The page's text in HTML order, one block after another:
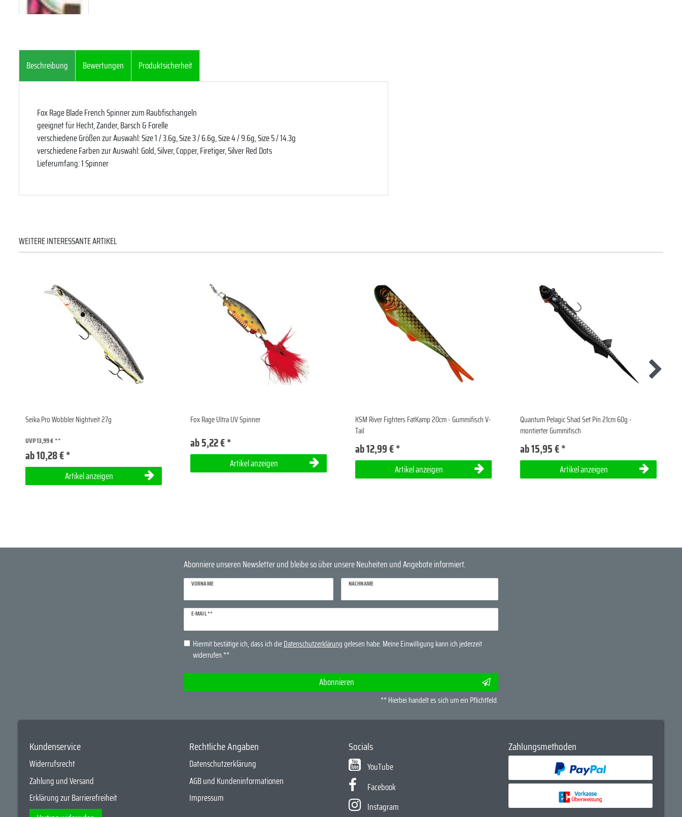
Beschreibung Bewertungen Produktsicherheit
Fox Rage Blade French Spinner zum Raubfischangeln
geeignet für Hecht, Zander, Barsch & Forelle
verschiedene Größen zur Auswahl: Size 1 / 3.6g, Size 3 / 6.6g, Size 4 / 9.6g, Size 5 / 14.3g
verschiedene Farben zur Auswahl: Gold, Silver, Copper, Firetiger, Silver Red Dots
Lieferumfang: 1 Spinner
WEITERE INTERESSANTE ARTIKEL
Seika Pro Wobbler Nightveit 27g
UVP 13,99 €
ab 10,28 € *
Artikel anzeigen
Fox Rage Ultra UV Spinner
ab 5,22 € *
Artikel anzeigen
KSM River Fighters FatKamp 20cm - Gummifisch V-
Tail
ab 12,99 € *
Artikel anzeigen
Quantum Pelagic Shad Set Pin 21cm 60g -
montierter Gummifisch
ab 15,95 € *
Artikel anzeigen
Abonniere unseren Newsletter und bleibe so über unsere Neuheiten und Angebote informiert.
VORNAME NACHNAME
E-MAIL **
Newsletter
Honig
Hiermit bestätige ich, dass ich dieDaten­schutz­erklärunggelesen habe. Meine Einwilligung kann ich jederzeit
widerrufen.**
Abonnieren
** Hierbei handelt es sich um ein Pflichtfeld.
Kundenservice
Widerrufsrecht
Zahlung und Versand
Erklärung zur Barrierefreiheit
Rechtliche Angaben
Datenschutzerklärung
AGB und Kundeninformationen
Impressum
Socials
YouTube
Facebook
Instagram
Zahlungsmethoden